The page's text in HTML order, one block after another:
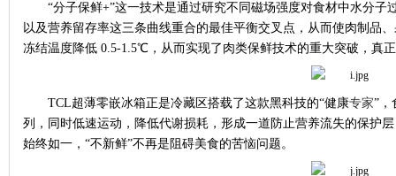
“分子保鲜+”这一技术是通过研究不同磁场强度对食材中水分子
以及营养留存率这三条曲线重合的最佳平衡交叉点，从而使肉制品
冻结温度降低 0.5-1.5℃，从而实现了肉类保鲜技术的重大突破，真
TCL超薄零嵌冰箱正是冷藏区搭载了这款黑科技的“健康专家”，
列，同时低速运动，降低代谢损耗，形成一道防止营养流失的保护
始终如一，“不新鲜”不再是阻碍美食的苦恼问题。